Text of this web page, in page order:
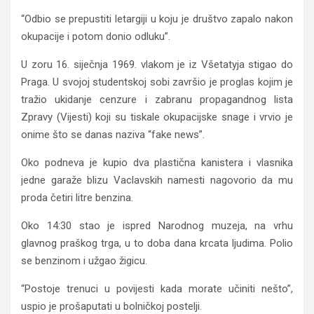
“Odbio se prepustiti letargiji u koju je društvo zapalo nakon
okupacije i potom donio odluku”.
U zoru 16. siječnja 1969. vlakom je iz Všetatyja stigao do
Praga. U svojoj studentskoj sobi završio je proglas kojim je
tražio ukidanje cenzure i zabranu propagandnog lista
Zpravy (Vijesti) koji su tiskale okupacijske snage i vrvio je
onime što se danas naziva “fake news”.
Oko podneva je kupio dva plastična kanistera i vlasnika
jedne garaže blizu Vaclavskih namesti nagovorio da mu
proda četiri litre benzina.
Oko 14:30 stao je ispred Narodnog muzeja, na vrhu
glavnog praškog trga, u to doba dana krcata ljudima. Polio
se benzinom i užgao žigicu.
“Postoje trenuci u povijesti kada morate učiniti nešto”,
uspio je prošaputati u bolničkoj postelji.